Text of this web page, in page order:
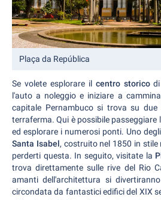
Plaça da República
Se volete esplorare il centro storico
l'auto a noleggio e iniziare a
capitale Pernambuco si trova su
terraferma. Qui è possibile passeggiare
ed esplorare i numerosi ponti. Uno
Santa Isabel, costruito nel 1850 in
perderti questa. In seguito, visitate la
trova direttamente sulle rive del Rio
amanti dell'architettura si
circondata da fantastici edifici del XIX